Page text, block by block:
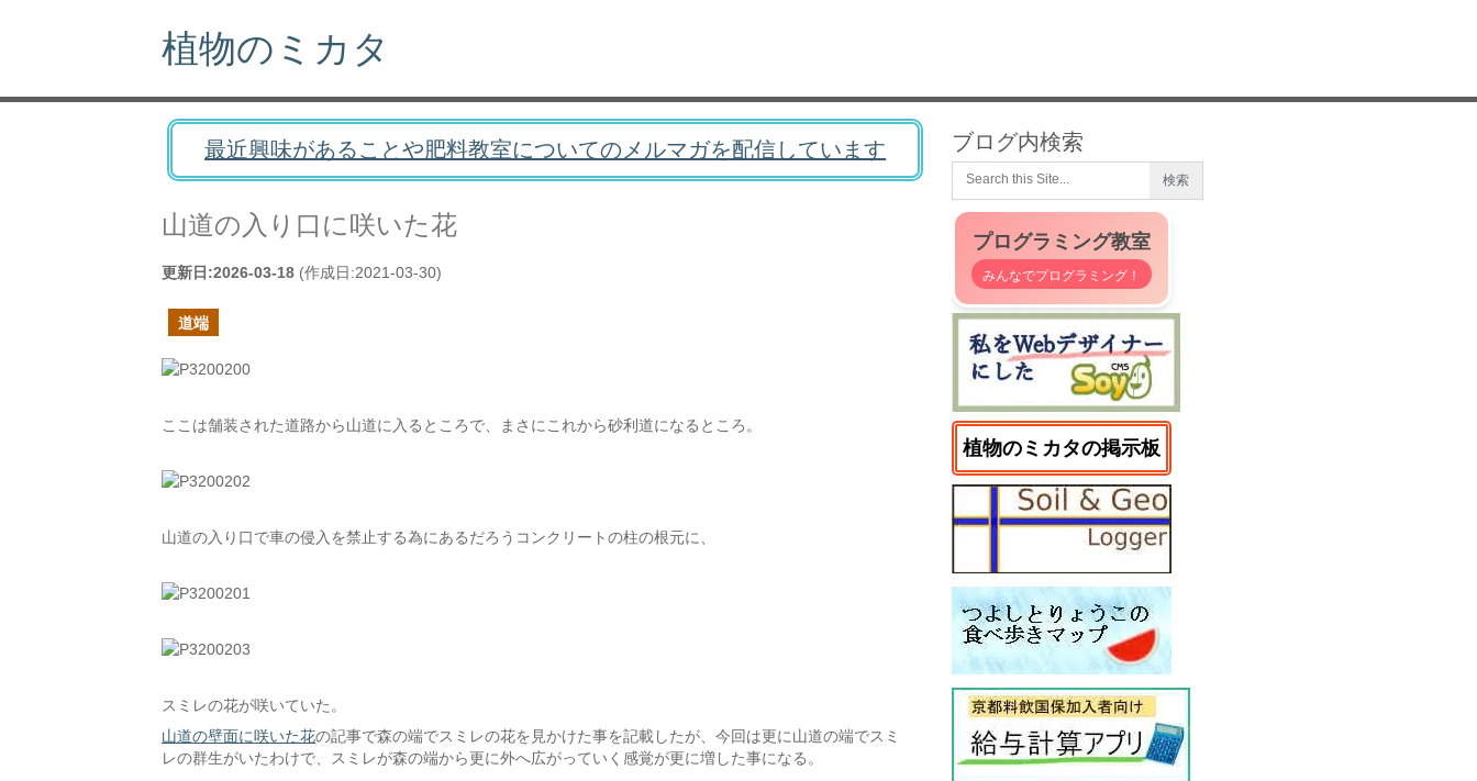
植物のミカタ
最近興味があることや肥料教室についてのメルマガを配信しています
山道の入り口に咲いた花
更新日:2026-03-18 (作成日:2021-03-30)
道端
ここは舗装された道路から山道に入るところで、まさにこれから砂利道になるところ。
山道の入り口で車の侵入を禁止する為にあるだろうコンクリートの柱の根元に、
スミレの花が咲いていた。
山道の壁面に咲いた花の記事で森の端でスミレの花を見かけた事を記載したが、今回は更に山道の端でスミ
レの群生がいたわけで、スミレが森の端から更に外へ広がっていく感覚が更に増した事になる。
ブログ内検索
プログラミング教室
みんなでプログラミング！
植物のミカタの掲示板